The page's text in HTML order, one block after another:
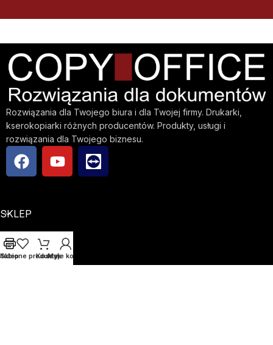
Rozwiązania dla Twojego biura i dla Twojej firmy. Drukarki,
kserokopiarki różnych producentów. Produkty, usługi i
rozwiązania dla Twojego biznesu.
SKLEP
FIRMA
Sklep produkty
KoszykMoje konto